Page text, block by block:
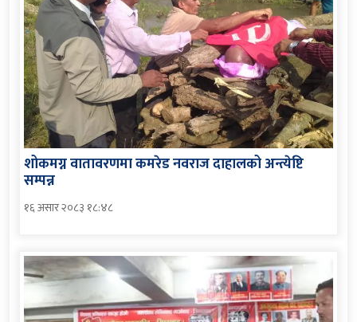
शोकमग्न वातावरणमा कमरेड नवराज दाहालको अन्त्येष्टि
सम्पन्न
१६ असार २०८३ १८:४८